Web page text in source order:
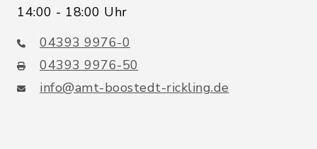
14:00 - 18:00 Uhr
04393 9976-0
04393 9976-50
info@amt-boostedt-rickling.de